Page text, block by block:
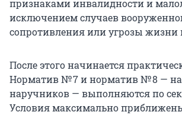
признаками инвалидности и
исключением случаев
сопротивления или угрозы жизни
После этого начинается
Норматив № 7 и норматив № 8 —
наручников — выполняются по
Условия максимально